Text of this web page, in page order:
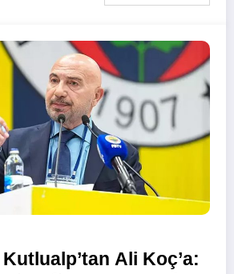
Ali Koç’a: